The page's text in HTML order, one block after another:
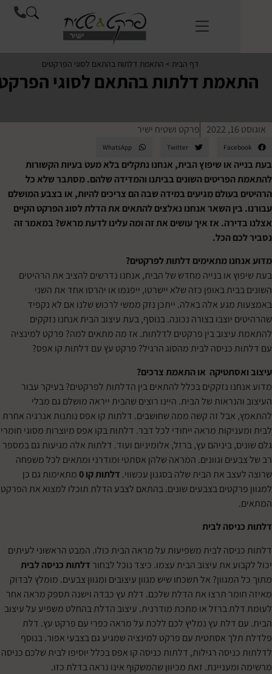
>התאמת דלתות בהתאם לסוגי הפרקטים
דלתות בהתאם לסוגי הפרקטים
פרקט ושטיח ישיר
Twitter
WhatsApp
או שיפוץ הבית, אנחנו נתקלים בלא מעט בעיות הקשורות
השונים בביתנו והמדידה שלהם. מסתבר שלא כל
בעולם מגיעים במידה שבה הם צריכים להיות, או בצבע המושלם
השאר אנחנו נאלצים להתאים את הדלת לסוג הפרקט הקיים
אז איך עושים את זה ומה עלינו לדעת מראש? במאמר זה
הכל.
מתאימים דלתות לפרקטים?
או בנייה מחדש של הבית, אנחנו נדרשים להציב את הרהיטים
באופן כזה שלא יישרטו, ייפגמו או יהרסו אחד את השני
מגע אלה באלה. ייתכן נזק ממשי לרכוש שלנו אם לא נקפיד
יוצבו בצורה נכונה. בנוסף, בעת עיצוב הבית אנחנו נזקקים
בין פרקטים לדלתות. אז מה מתאים למה? פרקט למינציה
כניסה לבית מהסוג הרגיל? פרקט עץ עם דלתות קו אפס?
או התאמת צרכים?
נזקקים בכלל להתאים בין הדלתות לפרקטים? בעיקר עבור
של הבית. היינו רוצים שהבית ייראה מושלם גם מבלי
זה קשה ממה שחושבים. דלתות קו אפס נותנות אנרגיה אחרת
מראה ייחודי לכל דבר. דלתות בקו אפס מיוצרות מסוגי חומרי
ביניהם עץ, ברזל, אלומיניום ועוד. דלתות אלה מגיעות גם במספר
וגוונים. המראה שלהן אסתטי ומודרני ומתאים לכל משפחה
את הבית שלה בסגנון עכשווי.דלתות קו 0 מתאימות גם כן
בצבעים שונים. בהתאם לצבע הדלת תוכלו למצוא את הפרקט
לבית
לבית משפיעות על מראה הבית כולו. המבט הראשוני לעיתים
את עיצוב הבית עצמו. כיצד נוכל לבחורדלתות כניסה לבית
אל תשכחו שיש מגוון עיצובים ומגוון צבעים. מומלץ לבדוק
תרצו את הדלת שלכם. דלת עץ כבדה וישנה תספק מראה אחר
ברזל או מתכת מודרנית. עיצוב הדלת בהחלט משפיע על עיצוב
דלת עץ נמליץ לכם ללכת על מראה כפרי עם פרקט עץ. דלת
אסתטית עם פרקט למינציה שמגיע גם בצבעי אפור. בנוסף
רגילות, דלתות כניסה קו אפס בכלל יוסיפו לבית שלכם כניסה
זאת מכיוון שהמשקוף אינו נראה בדלת כזו.